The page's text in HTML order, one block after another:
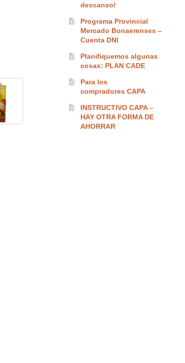
descanso!
Programa Provincial
Mercado Bonaerenses –
Cuenta DNI
Planifiquemos algunas
cosas: PLAN CADE
Para los
compradores CAPA
INSTRUCTIVO CAPA –
HAY OTRA FORMA DE
AHORRAR